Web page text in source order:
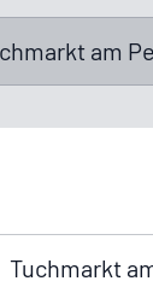
am
Tuchmarkt